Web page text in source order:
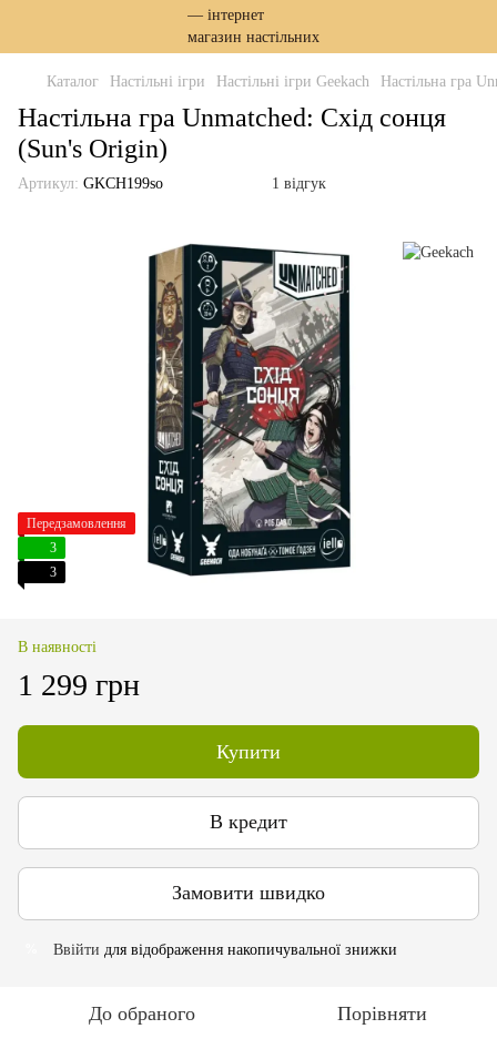
Каталог Настільні ігри Настільні ігри Geekach Настільна гра
Настільна гра Unmatched: Схід сонця
(Sun's Origin)
Артикул: GKCH199so 1 відгук
Передзамовлення
3
3
В наявності
1 299 грн
Купити
В кредит
Замовити швидко
Ввійти для відображення накопичувальної знижки
До обраного Порівняти